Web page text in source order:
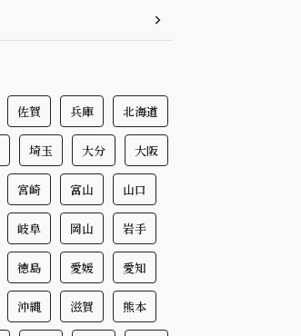
佐賀 兵庫 北海道
埼玉 大分 大阪
宮崎 富山 山口
岐阜 岡山 岩手
徳島 愛媛 愛知
沖縄 滋賀 熊本